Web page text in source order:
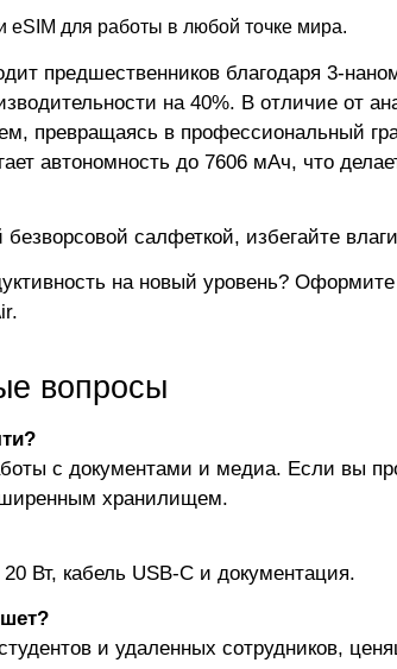
eSIM для работы в любой точке мира.
предшественников благодаря 3-
на 40%. В отличие от
превращаясь в профессиональный
автономность до 7606 мАч, что
безворсовой салфеткой, избегайте
на новый уровень?
вопросы
с документами и медиа. Если вы
хранилищем.
Вт, кабель USB-C и документация.
и удаленных сотрудников,